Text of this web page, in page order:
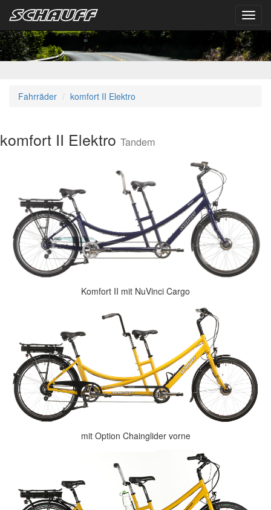
Fahrräder komfort II Elektro
komfort II Elektro Tandem
Komfort II mit NuVinci Cargo
mit Option Chainglider vorne